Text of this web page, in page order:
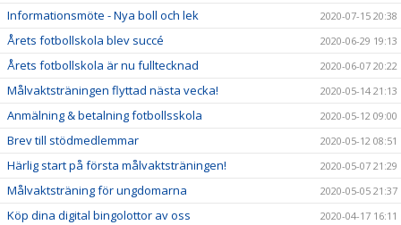
Informationsmöte - Nya boll och lek 2020-07-15 20:38
Årets fotbollskola blev succé 2020-06-29 19:13
Årets fotbollskola är nu fulltecknad 2020-06-07 20:22
Målvaktsträningen flyttad nästa vecka! 2020-05-14 21:13
Anmälning & betalning fotbollsskola 2020-05-12 09:00
Brev till stödmedlemmar 2020-05-12 08:51
Härlig start på första målvaktsträningen! 2020-05-07 21:29
Målvaktsträning för ungdomarna 2020-05-05 21:37
Köp dina digital bingolottor av oss 2020-04-17 16:11